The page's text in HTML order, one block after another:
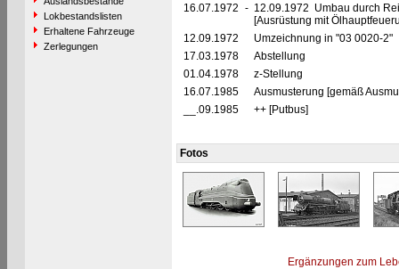
Lokbestandslisten
Erhaltene Fahrzeuge
Zerlegungen
16.07.1972 - 12.09.1972 Umbau durch
[Ausrüstung mit
12.09.1972
Umzeichnung in "03 0020-2"
17.03.1978
Abstellung
01.04.1978
z-Stellung
16.07.1985
Ausmusterung [gemäß
__.09.1985
++ [Putbus]
Fotos
Ergänzungen zum